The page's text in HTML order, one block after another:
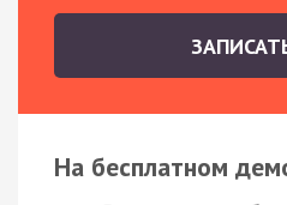
На бесплатном